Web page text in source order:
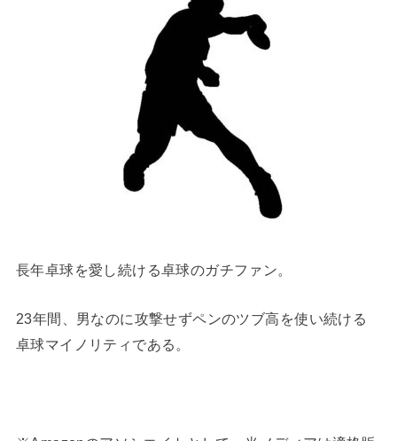
長年卓球を愛し続ける卓球のガチファン。
23年間、男なのに攻撃せずペンのツブ高を使い続ける
卓球マイノリティである。